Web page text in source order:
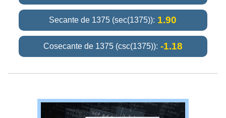
Secante de 1375 (sec(1375)): 1.90
Cosecante de 1375 (csc(1375)): -1.18